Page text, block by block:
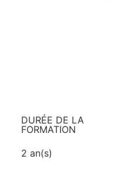
DURÉE DE LA
FORMATION
2 an(s)